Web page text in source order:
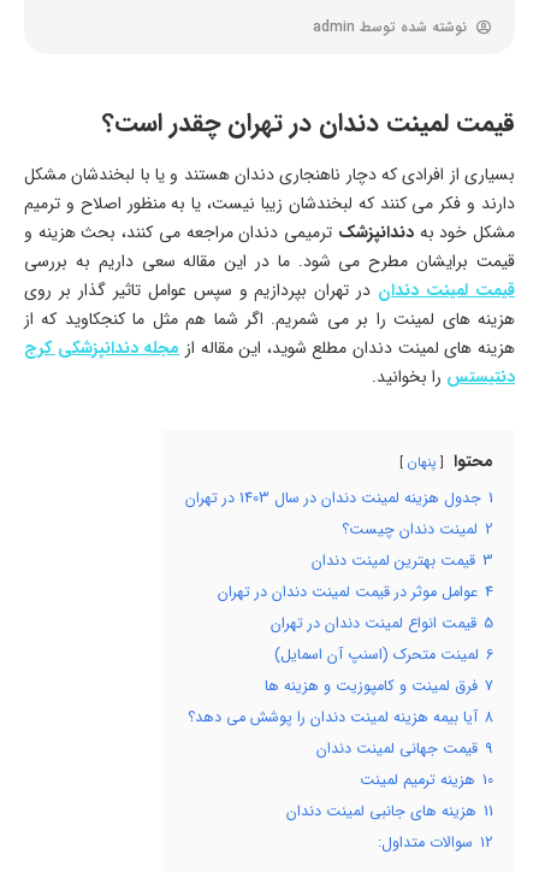
نوشته شده توسط admin
قیمت لمینت دندان در تهران چقدر است؟
بسیاری از افرادی که دچار ناهنجاری دندان هستند و یا با لبخندشان مشکل
دارند و فکر می کنند که لبخندشان زیبا نیست، یا به منظور اصلاح و ترمیم
مشکل خود بهدندانپزشک ترمیمی دندان مراجعه می کنند، بحث هزینه و
قیمت برایشان مطرح می شود. ما در این مقاله سعی داریم به بررسی
قیمت لمینت دندان در تهران بپردازیم و سپس عوامل تاثیر گذار بر روی
هزینه های لمینت را بر می شمریم. اگر شما هم مثل ما کنجکاوید که از
هزینه های لمینت دندان مطلع شوید، این مقاله ازمجله دندانپزشکی کرج
دنتیستس را بخوانید.
محتوا پنهان
1 جدول هزینه لمینت دندان در سال 1403 در تهران
2 لمینت دندان چیست؟
3 قیمت بهترین لمینت دندان
4 عوامل موثر در قیمت لمینت دندان در تهران
5 قیمت انواع لمینت دندان در تهران
6 لمینت متحرک (اسنپ آن اسمایل)
7 فرق لمینت و کامپوزیت و هزینه ها
8 آیا بیمه هزینه لمینت دندان را پوشش می دهد؟
9 قیمت جهانی لمینت دندان
10 هزینه ترمیم لمینت
11 هزینه های جانبی لمینت دندان
12 سوالات متداول: